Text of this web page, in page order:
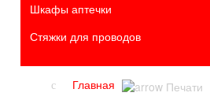
Шкафы аптечки
Стяжки для проводов
Главная